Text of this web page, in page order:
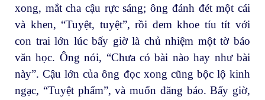
xong, mắt cha cậu rực sáng; ông đánh đét một cái
và khen, “Tuyệt, tuyệt”, rồi đem khoe tíu tít với
con trai lớn lúc bấy giờ là chủ nhiệm một tờ báo
văn học. Ông nói, “Chưa có bài nào hay như bài
này”. Cậu lớn của ông đọc xong cũng bộc lộ kinh
ngạc, “Tuyệt phẩm”, và muốn đăng báo. Bấy giờ,